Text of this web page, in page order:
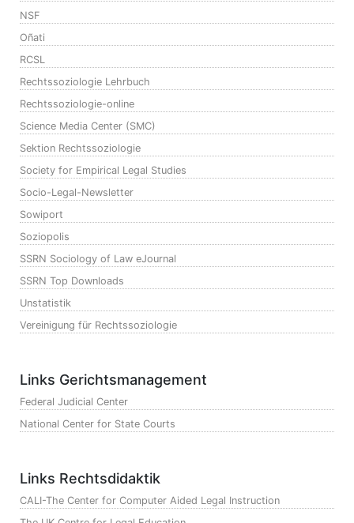
NSF
Oñati
RCSL
Rechtssoziologie Lehrbuch
Rechtssoziologie-online
Science Media Center (SMC)
Sektion Rechtssoziologie
Society for Empirical Legal Studies
Socio-Legal-Newsletter
Sowiport
Soziopolis
SSRN Sociology of Law eJournal
SSRN Top Downloads
Unstatistik
Vereinigung für Rechtssoziologie
Links Gerichtsmanagement
Federal Judicial Center
National Center for State Courts
Links Rechtsdidaktik
CALI-The Center for Computer Aided Legal Instruction